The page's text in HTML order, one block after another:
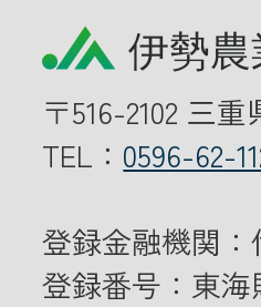
〒516-2102 三
TEL： 0596-62-
登録金融機関
登録番号：東